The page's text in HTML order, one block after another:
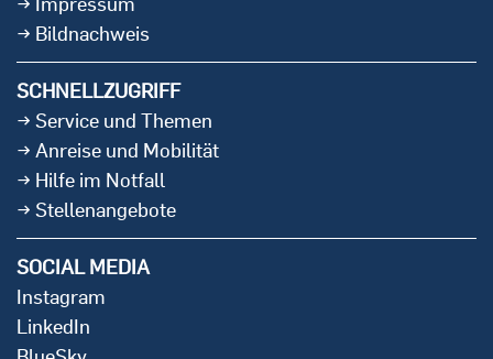
Bildnachweis
SCHNELLZUGRIFF
Service und Themen
Anreise und Mobilität
Hilfe im Notfall
Stellenangebote
SOCIAL MEDIA
Instagram
LinkedIn